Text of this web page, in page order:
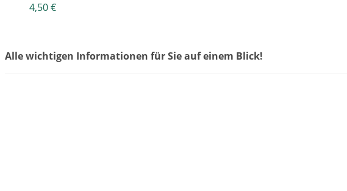
4,50€
Alle wichtigen Informationen für Sie auf einem Blick!